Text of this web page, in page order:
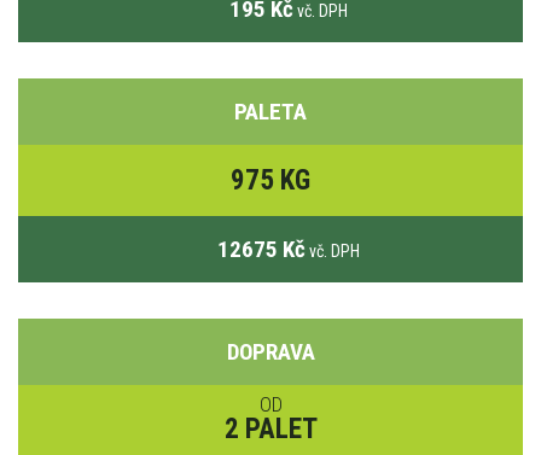
195 Kč vč. DPH
PALETA
975 KG
12675 Kč vč. DPH
DOPRAVA
OD
2 PALET